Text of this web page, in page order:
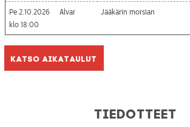
Pe 2.10.2026
18:00
Alvar Jääkärin morsian
Katso aikataulut
Tiedotteet